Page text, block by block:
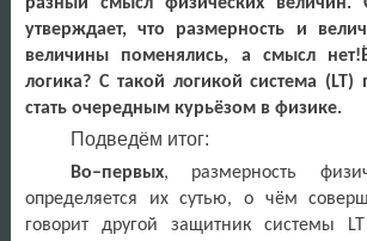
утверждает, что размерность и
величины поменялись, а смысл
логика? С такой логикой система ( LT)
стать очередным курьёзом в физике.
Подведём итог:
Во–первых, размерность
определяется их сутью, о чём
говорит другой защитник системы
LT